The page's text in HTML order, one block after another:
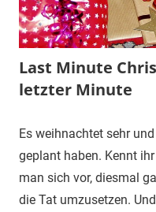
Last Minute
letzter Minute
Es weihnachtet sehr
geplant haben. Kennt
man sich vor, diesmal
die Tat umzusetzen.